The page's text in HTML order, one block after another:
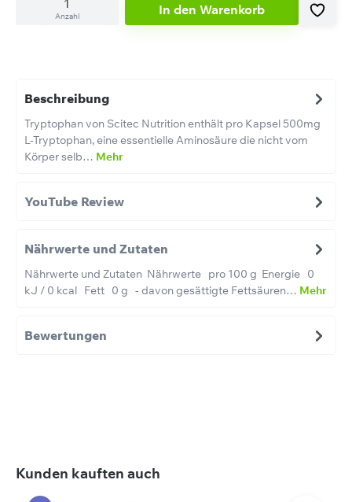
Anzahl In den Warenkorb
Beschreibung
Tryptophan von Scitec Nutrition enthält pro Kapsel 500mg
L-Tryptophan, eine essentielle Aminosäure die nicht vom
Körper selb… Mehr
YouTube Review
Nährwerte und Zutaten
Nährwerte und Zutaten Nährwerte pro 100 g Energie 0
kJ / 0 kcal Fett 0 g - davon gesättigte Fettsäuren… Mehr
Bewertungen
Produktgalerie überspringen
Kunden kauften auch